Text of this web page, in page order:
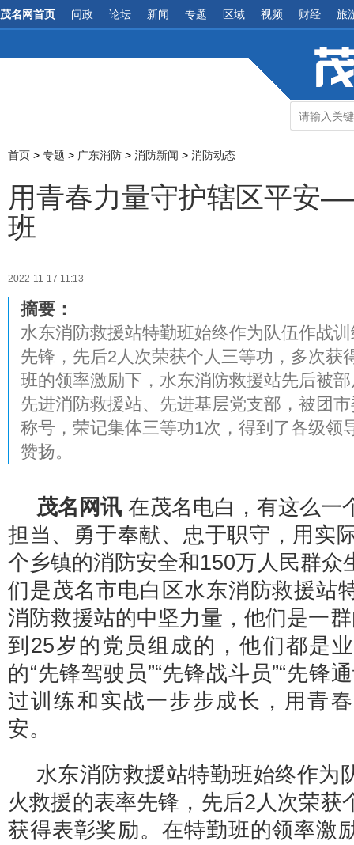
茂名网首页 问政 论坛 新闻 专题 区域 视频 财经 旅
首页 > 专题 > 广东消防 > 消防新闻 > 消防动态
用青春力量守护辖区平安
班
2022-11-17 11:13
摘要：
水东消防救援站特勤班始终作为队伍作战
先锋，先后2人次荣获个人三等功，多次获
班的领率激励下，水东消防救援站先后被
先进消防救援站、先进基层党支部，被团
称号，荣记集体三等功1次，得到了各级领
赞扬。
茂名网讯 在茂名电白，有这么一
担当、勇于奉献、忠于职守，用实
个乡镇的消防安全和150万人民群众
们是茂名市电白区水东消防救援站
消防救援站的中坚力量，他们是一
到25岁的党员组成的，他们都是
的“先锋驾驶员”“先锋战斗员”“先锋
过训练和实战一步步成长，用青
安。
水东消防救援站特勤班始终作为
火救援的表率先锋，先后2人次荣获
获得表彰奖励。在特勤班的领率激